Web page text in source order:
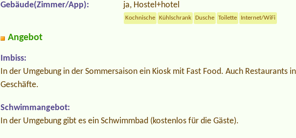
Gebäude(Zimmer/App): ja, Hostel+hotel
Kochnische Kühlschrank Dusche Toilette Internet/WiFi
Angebot
Imbiss:
In der Umgebung in der Sommersaison ein Kiosk mit Fast Food. Auch Restaurants
Geschäfte.
Schwimmangebot:
In der Umgebung gibt es ein Schwimmbad (kostenlos für die Gäste).